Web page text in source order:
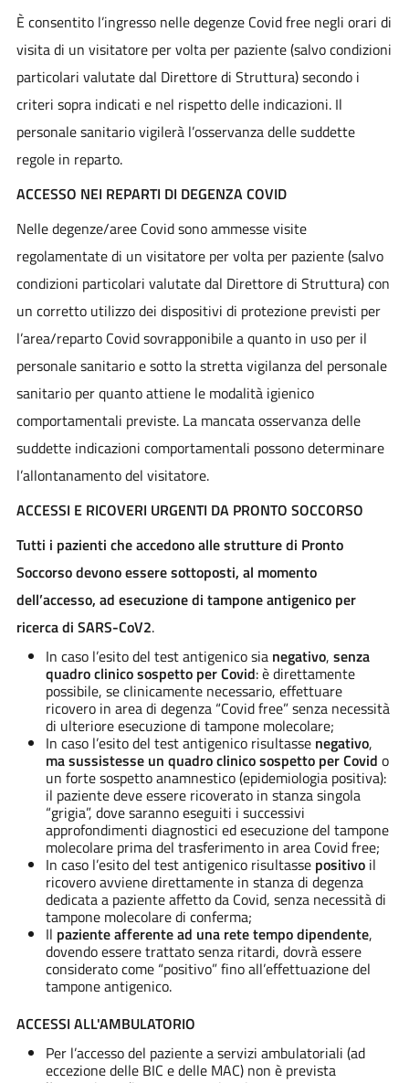
È consentito l’ingresso nelle degenze Covid free negli orari di
visita di un visitatore per volta per paziente (salvo condizioni
particolari valutate dal Direttore di Struttura) secondo i
criteri sopra indicati e nel rispetto delle indicazioni. Il
personale sanitario vigilerà l’osservanza delle suddette
regole in reparto.
ACCESSO NEI REPARTI DI DEGENZA COVID
Nelle degenze/aree Covid sono ammesse visite
regolamentate di un visitatore per volta per paziente (salvo
condizioni particolari valutate dal Direttore di Struttura) con
un corretto utilizzo dei dispositivi di protezione previsti per
l’area/reparto Covid sovrapponibile a quanto in uso per il
personale sanitario e sotto la stretta vigilanza del personale
sanitario per quanto attiene le modalità igienico
comportamentali previste. La mancata osservanza delle
suddette indicazioni comportamentali possono determinare
l’allontanamento del visitatore.
ACCESSI E RICOVERI URGENTI DA PRONTO SOCCORSO
Tutti i pazienti che accedono alle strutture di Pronto
Soccorso devono essere sottoposti, al momento
dell’accesso, ad esecuzione di tampone antigenico per
ricerca di SARS-CoV2.
In caso l’esito del test antigenico sia negativo, senza
quadro clinico sospetto per Covid: è direttamente
possibile, se clinicamente necessario, effettuare
ricovero in area di degenza “Covid free” senza necessità
di ulteriore esecuzione di tampone molecolare;
In caso l’esito del test antigenico risultasse negativo,
ma sussistesse un quadro clinico sospetto per Covid o
un forte sospetto anamnestico (epidemiologia positiva):
il paziente deve essere ricoverato in stanza singola
“grigia”, dove saranno eseguiti i successivi
approfondimenti diagnostici ed esecuzione del tampone
molecolare prima del trasferimento in area Covid free;
In caso l’esito del test antigenico risultassepositivoil
ricovero avviene direttamente in stanza di degenza
dedicata a paziente affetto da Covid, senza necessità di
tampone molecolare di conferma;
Il paziente afferente ad una rete tempo dipendente,
dovendo essere trattato senza ritardi, dovrà essere
considerato come “positivo” fino all’effettuazione del
tampone antigenico.
ACCESSI ALL'AMBULATORIO
Per l’accesso del paziente a servizi ambulatoriali (ad
eccezione delle BIC e delle MAC) non è prevista